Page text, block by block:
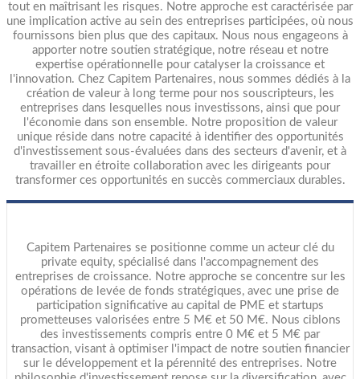
tout en maîtrisant les risques. Notre approche est caractérisée par
une implication active au sein des entreprises participées, où nous
fournissons bien plus que des capitaux. Nous nous engageons à
apporter notre soutien stratégique, notre réseau et notre
expertise opérationnelle pour catalyser la croissance et
l'innovation. Chez Capitem Partenaires, nous sommes dédiés à la
création de valeur à long terme pour nos souscripteurs, les
entreprises dans lesquelles nous investissons, ainsi que pour
l'économie dans son ensemble. Notre proposition de valeur
unique réside dans notre capacité à identifier des opportunités
d'investissement sous-évaluées dans des secteurs d'avenir, et à
travailler en étroite collaboration avec les dirigeants pour
transformer ces opportunités en succès commerciaux durables.
Capitem Partenaires se positionne comme un acteur clé du
private equity, spécialisé dans l'accompagnement des
entreprises de croissance. Notre approche se concentre sur les
opérations de levée de fonds stratégiques, avec une prise de
participation significative au capital de PME et startups
prometteuses valorisées entre 5 M€ et 50 M€. Nous ciblons
des investissements compris entre 0 M€ et 5 M€ par
transaction, visant à optimiser l'impact de notre soutien financier
sur le développement et la pérennité des entreprises. Notre